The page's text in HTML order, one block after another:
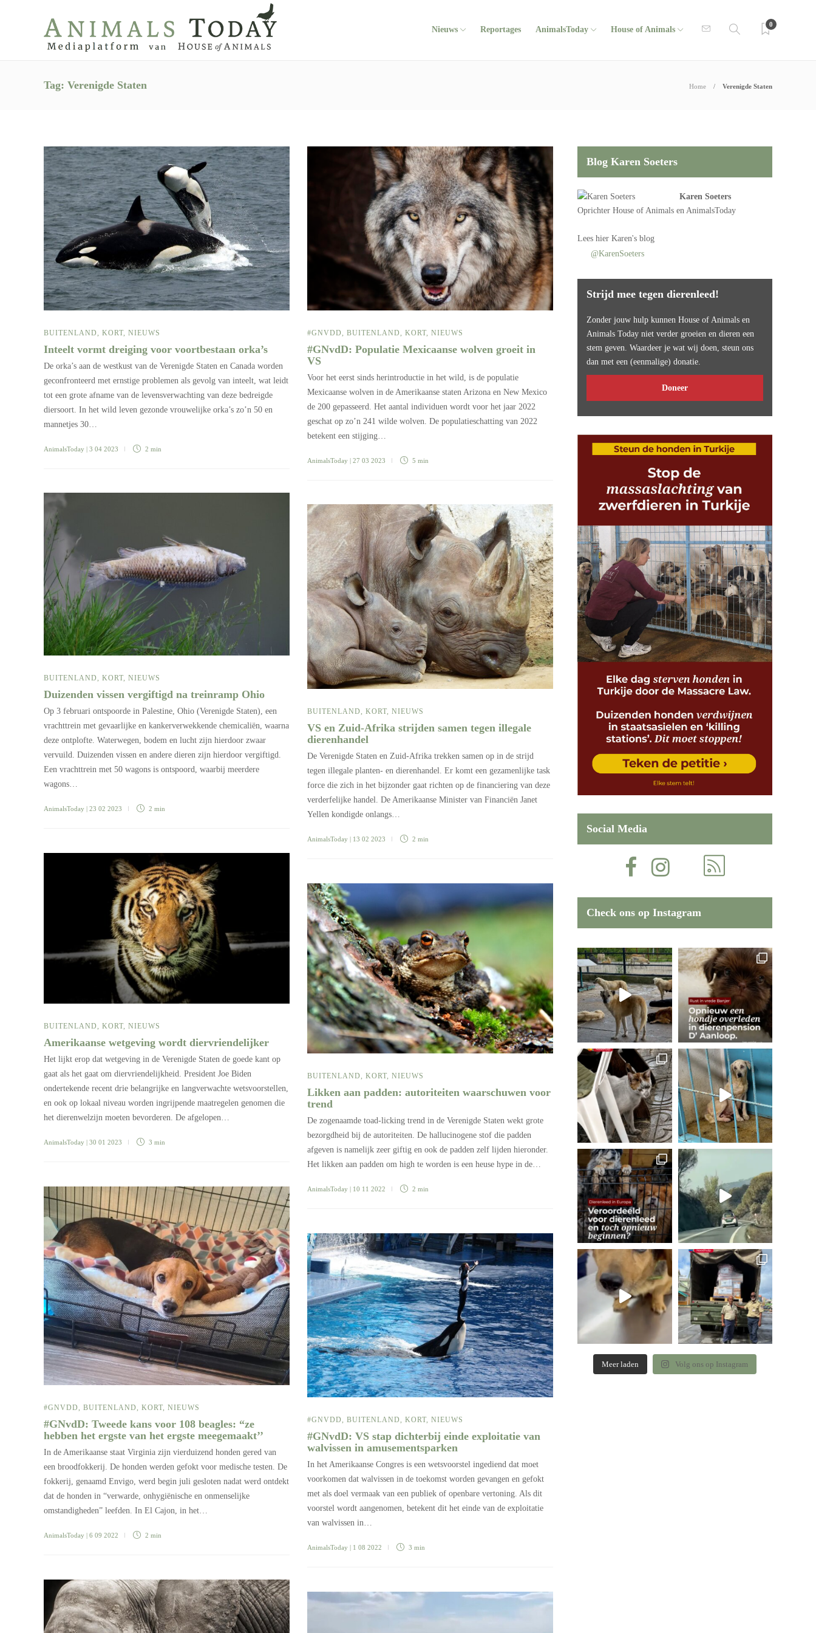
Nieuws Reportages AnimalsToday House of Animals
0
Tag: Verenigde Staten Home Verenigde Staten
BUITENLAND KORT NIEUWS
Inteelt vormt dreiging voor voortbestaan orka’s
De orka’s aan de westkust van de Verenigde Staten en Canada worden
geconfronteerd met ernstige problemen als gevolg van inteelt, wat leidt
tot een grote afname van de levensverwachting van deze bedreigde
diersoort. In het wild leven gezonde vrouwelijke orka’s zo’n 50 en
mannetjes 30…
AnimalsToday | 3 04 2023 2 min
#GNVDD BUITENLAND KORT NIEUWS
#GNvdD: Populatie Mexicaanse wolven groeit in
VS
Voor het eerst sinds herintroductie in het wild, is de populatie
Mexicaanse wolven in de Amerikaanse staten Arizona en New Mexico
de 200 gepasseerd. Het aantal individuen wordt voor het jaar 2022
geschat op zo’n 241 wilde wolven. De populatieschatting van 2022
betekent een stijging…
AnimalsToday | 27 03 2023 5 min
BUITENLAND KORT NIEUWS
Duizenden vissen vergiftigd na treinramp Ohio
Op 3 februari ontspoorde in Palestine, Ohio (Verenigde Staten), een
vrachttrein met gevaarlijke en kankerverwekkende chemicaliën, waarna
deze ontplofte. Waterwegen, bodem en lucht zijn hierdoor zwaar
vervuild. Duizenden vissen en andere dieren zijn hierdoor vergiftigd.
Een vrachttrein met 50 wagons is ontspoord, waarbij meerdere
wagons…
AnimalsToday | 23 02 2023 2 min
BUITENLAND KORT NIEUWS
VS en Zuid-Afrika strijden samen tegen illegale
dierenhandel
De Verenigde Staten en Zuid-Afrika trekken samen op in de strijd
tegen illegale planten- en dierenhandel. Er komt een gezamenlijke task
force die zich in het bijzonder gaat richten op de financiering van deze
verderfelijke handel. De Amerikaanse Minister van Financiën Janet
Yellen kondigde onlangs…
AnimalsToday | 13 02 2023 2 min
BUITENLAND, KORT, NIEUWS
Amerikaanse wetgeving wordt diervriendelijker
Het lijkt erop dat wetgeving in de Verenigde Staten de goede kant op
gaat als het gaat om diervriendelijkheid. President Joe Biden
ondertekende recent drie belangrijke en langverwachte wetsvoorstellen,
en ook op lokaal niveau worden ingrijpende maatregelen genomen die
het dierenwelzijn moeten bevorderen. De afgelopen…
AnimalsToday | 30 01 2023 3 min
BUITENLAND, KORT, NIEUWS
Likken aan padden: autoriteiten waarschuwen voor
trend
De zogenaamde toad-licking trend in de Verenigde Staten wekt grote
bezorgdheid bij de autoriteiten. De hallucinogene stof die padden
afgeven is namelijk zeer giftig en ook de padden zelf lijden hieronder.
Het likken aan padden om high te worden is een heuse hype in de…
AnimalsToday | 10 11 2022 2 min
#GNVDD, BUITENLAND, KORT, NIEUWS
#GNvdD: Tweede kans voor 108 beagles: “ze
hebben het ergste van het ergste meegemaakt’’
In de Amerikaanse staat Virginia zijn vierduizend honden gered van
een broodfokkerij. De honden werden gefokt voor medische testen. De
fokkerij, genaamd Envigo, werd begin juli gesloten nadat werd ontdekt
dat de honden in “verwarde, onhygiënische en onmenselijke
omstandigheden” leefden. In El Cajon, in het…
AnimalsToday | 6 09 2022 2 min
#GNVDD BUITENLAND KORT NIEUWS
#GNvdD: VS stap dichterbij einde exploitatie van
walvissen in amusementsparken
In het Amerikaanse Congres is een wetsvoorstel ingediend dat moet
voorkomen dat walvissen in de toekomst worden gevangen en gefokt
met als doel vermaak van een publiek of openbare vertoning. Als dit
voorstel wordt aangenomen, betekent dit het einde van de exploitatie
van walvissen in…
AnimalsToday | 1 08 2022 3 min
Blog Karen Soeters
Karen Soeters
OprichterHouse of Animals en AnimalsToday
Leeshier Karen's blog
@KarenSoeters
Strijd mee tegen dierenleed!
Zonder jouw hulp kunnen House of Animals en
Animals Today niet verder groeien en dieren een
stem geven. Waardeer je wat wij doen, steun ons
dan met een (eenmalige) donatie.
Doneer
Social Media
Check ons op Instagram
Meer laden Volg ons op Instagram